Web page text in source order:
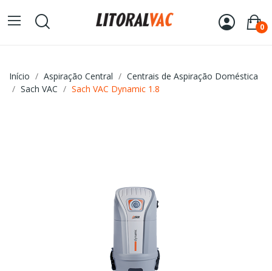
0
Início Aspiração Central
Centrais de Aspiração Doméstica
Sach VAC
Sach VAC Dynamic 1.8